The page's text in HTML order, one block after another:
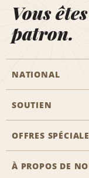
Vous
patron.
NATIONAL
Aviation générale
Emplacements
Agents de
SOUTIEN
Clients ayant un
Nous contacter
OFFRES
Toutes les offres
À PROPOS DE